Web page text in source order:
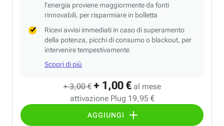
+ 3,00 € + 1,00 € al mese
attivazione Plug 19,95 €
AGGIUNGI
l’energia proviene maggiormente da fonti
rinnovabili, per risparmiare in bolletta
Ricevi avvisi immediati in caso di superamento
della potenza, picchi di consumo o blackout, per
intervenire tempestivamente
Scopri di più